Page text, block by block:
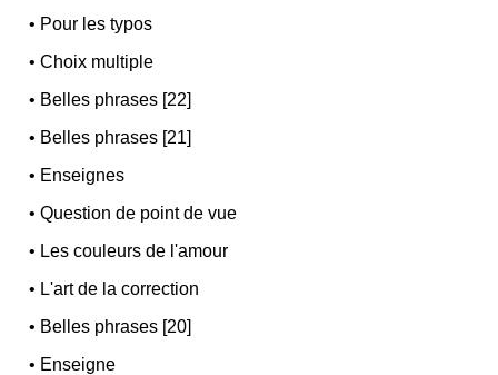
• Pour les typos
•Choix multiple
• Belles phrases [22]
• Belles phrases [21]
• Enseignes
•Question de point de vue
• Les couleurs de l'amour
• L'art de la correction
• Belles phrases [20]
• Enseigne